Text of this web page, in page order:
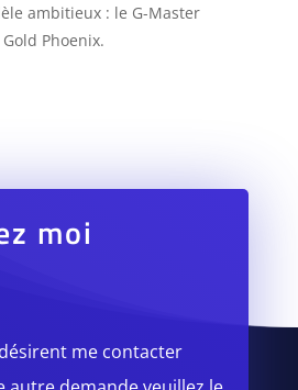
ambitieux : le G-Master
Gold Phoenix.
moi
me contacter